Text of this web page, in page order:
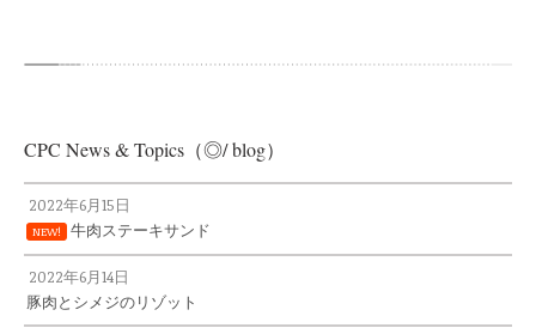
CPC News & Topics（◎/ blog）
2022年6月15日
NEW! 牛肉ステーキサンド
2022年6月14日
豚肉とシメジのリゾット